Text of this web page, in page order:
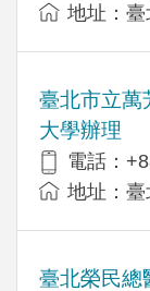
地址：
臺北市立萬
大學辦理
電話：
地址：
臺北榮民總